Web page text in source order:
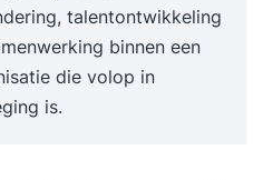
van
op het gebied
Evaluatie van de
een persoonlijk
talentontwikkeling
binnen een
die volop in
is.